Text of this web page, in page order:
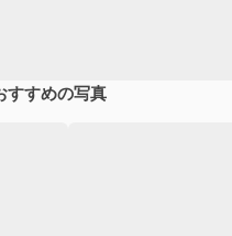
すすめの写真